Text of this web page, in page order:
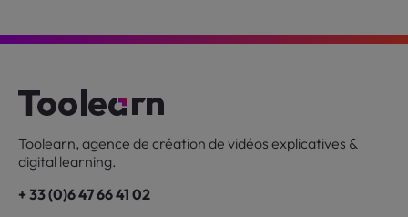
Toolearn, agence de création de vidéos explicatives &
digital learning.
+ 33 (0)6 47 66 41 02